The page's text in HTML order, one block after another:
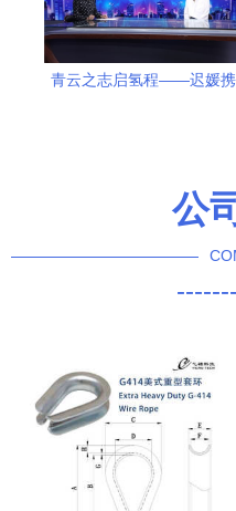
青云之志启氢程——迟媛携
公